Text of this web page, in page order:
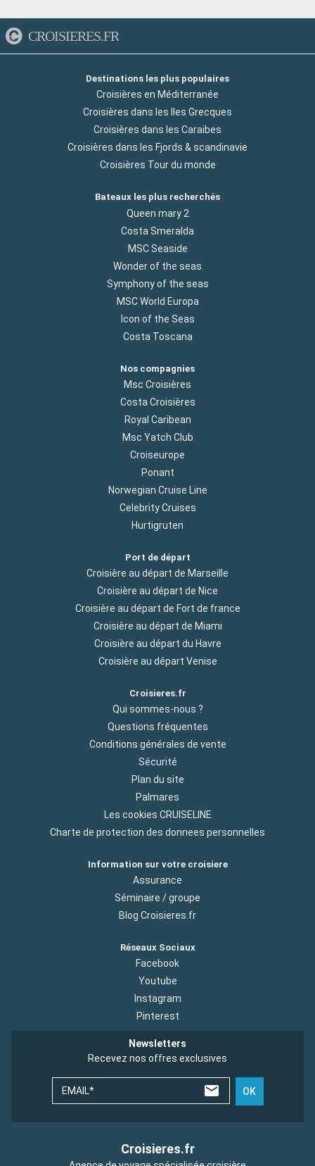
CROISIERES.FR
Destinations les plus populaires
Croisières en Méditerranée
Croisières dans les Iles Grecques
Croisières dans les Caraibes
Croisières dans les Fjords & scandinavie
Croisières Tour du monde
Bateaux les plus recherchés
Queen mary 2
Costa Smeralda
MSC Seaside
Wonder of the seas
Symphony of the seas
MSC World Europa
Icon of the Seas
Costa Toscana
Nos compagnies
Msc Croisières
Costa Croisières
Royal Caribean
Msc Yatch Club
Croiseurope
Ponant
Norwegian Cruise Line
Celebrity Cruises
Hurtigruten
Port de départ
Croisière au départ de Marseille
Croisière au départ de Nice
Croisière au départ de Fort de france
Croisière au départ de Miami
Croisière au départ du Havre
Croisière au départ Venise
Croisieres.fr
Qui sommes-nous ?
Questions fréquentes
Conditions générales de vente
Sécurité
Plan du site
Palmares
Les cookies CRUISELINE
Charte de protection des donnees personnelles
Information sur votre croisiere
Assurance
Séminaire / groupe
Blog Croisieres.fr
Réseaux Sociaux
Facebook
Youtube
Instagram
Pinterest
Newsletters
Recevez nos offres exclusives
EMAIL* OK
Croisieres.fr